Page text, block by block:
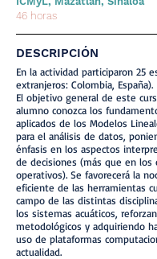
46 horas
DESCRIPCIÓN
En la actividad participaron 25
extranjeros: Colombia, España).
El objetivo general de este
alumno conozca los
aplicados de los Modelos
para el análisis de datos,
énfasis en los aspectos
de decisiones (más que en los
operativos). Se favorecerá la
eficiente de las herramientas
campo de las distintas
los sistemas acuáticos,
metodológicos y adquiriendo
uso de plataformas
actualidad.